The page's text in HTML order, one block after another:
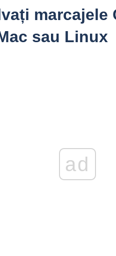
marcajele
sau Linux
ad